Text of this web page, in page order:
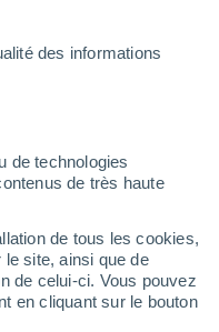
des informations
de technologies
de très haute
de tous les cookies,
site, ainsi que de
de celui-ci. Vous pouvez
en cliquant sur le bouton
...
les prochaines